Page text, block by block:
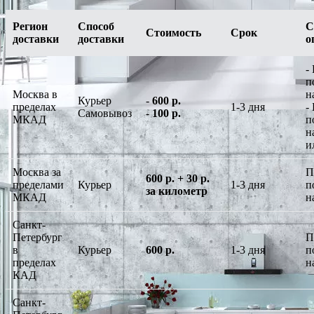
Регион
доставки
Способ
доставки
Стоимость Срок
Москва в
пределах
МКАД
Курьер
Самовывоз
- 600 р.
-100 р.
1-3 дня
-
-
Москва за
пределами
МКАД
Курьер
600 р. + 30 р.
за километр
1-3 дня
Санкт-
Петербург
в
пределах
КАД
Курьер 600 р. 1-3 дня
Санкт-